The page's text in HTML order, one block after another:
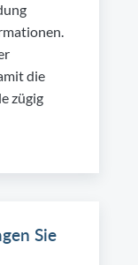
die
zügig
Sie